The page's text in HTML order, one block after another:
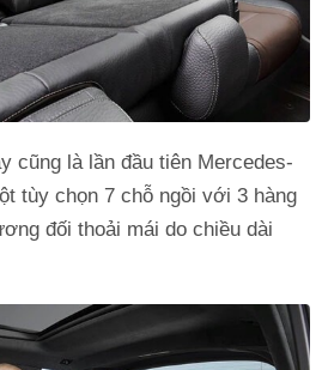
cũng là lần đầu tiên Mercedes-
tùy chọn 7 chỗ ngồi với 3 hàng
đối thoải mái do chiều dài